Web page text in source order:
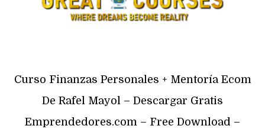
Curso Finanzas Personales + Mentoría Ecom
De Rafel Mayol – Descargar Gratis
Emprendedores.com – Free Download –